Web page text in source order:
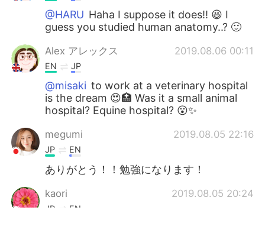
@HARU Haha I suppose it does!! 😆 I
guess you studied human anatomy..? 🙂
Alex アレックス 2019.08.06 00:11
EN JP
@misaki to work at a veterinary hospital
is the dream 😍🏥 Was it a small animal
hospital? Equine hospital? 😮✨
megumi 2019.08.05 22:16
JP EN
ありがとう！！勉強になります！
kaori 2019.08.05 20:24
JP EN